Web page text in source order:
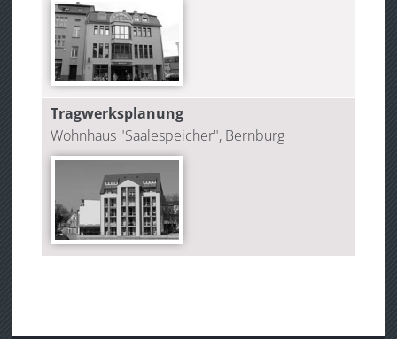
Tragwerksplanung
Wohnhaus "Saalespeicher", Bernburg